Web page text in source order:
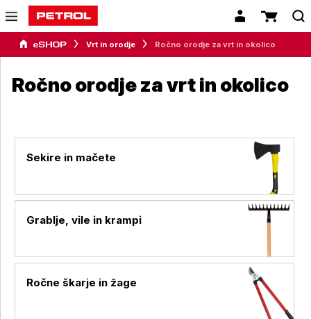
Vrt in orodje Ročno orodje za vrt in okolico
Ročno orodje za vrt in okolico
Sekire in mačete
Grablje, vile in krampi
Ročne škarje in žage